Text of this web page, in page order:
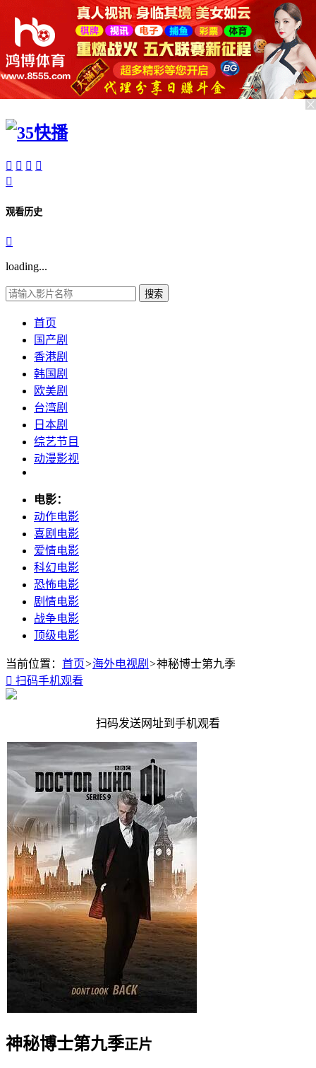
   

观看历史

loading...
搜索
首页
国产剧
香港剧
韩国剧
欧美剧
台湾剧
日本剧
综艺节目
动漫影视
电影：
动作电影
喜剧电影
爱情电影
科幻电影
恐怖电影
剧情电影
战争电影
顶级电影
当前位置： 首页>海外电视剧 >神秘博士第九季
 扫码手机观看
扫码发送网址到手机观看
神秘博士第九季正片